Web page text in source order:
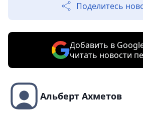
Поделитесь
Добавить в
читать новости
Альберт Ахметов